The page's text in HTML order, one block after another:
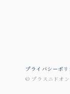
プライバシーポリ
© プラスニドオ